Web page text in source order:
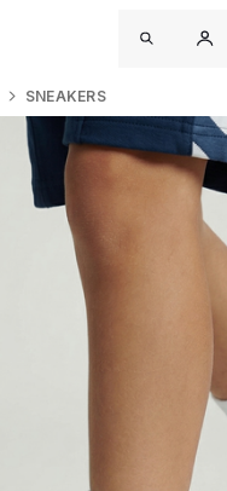
SNEAKERS